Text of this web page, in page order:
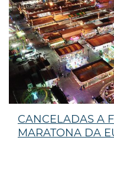
CANCELADAS A
MARATONA DA